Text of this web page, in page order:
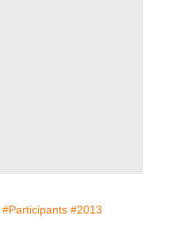
#Participants #2013